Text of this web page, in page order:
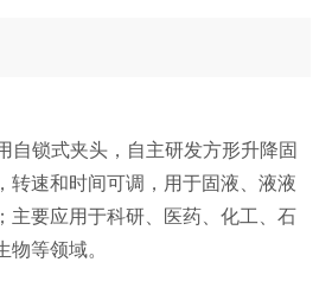
自锁式夹头，自主研发方形升降固
转速和时间可调，用于固液、液液
主要应用于科研、医药、化工、石
等领域。